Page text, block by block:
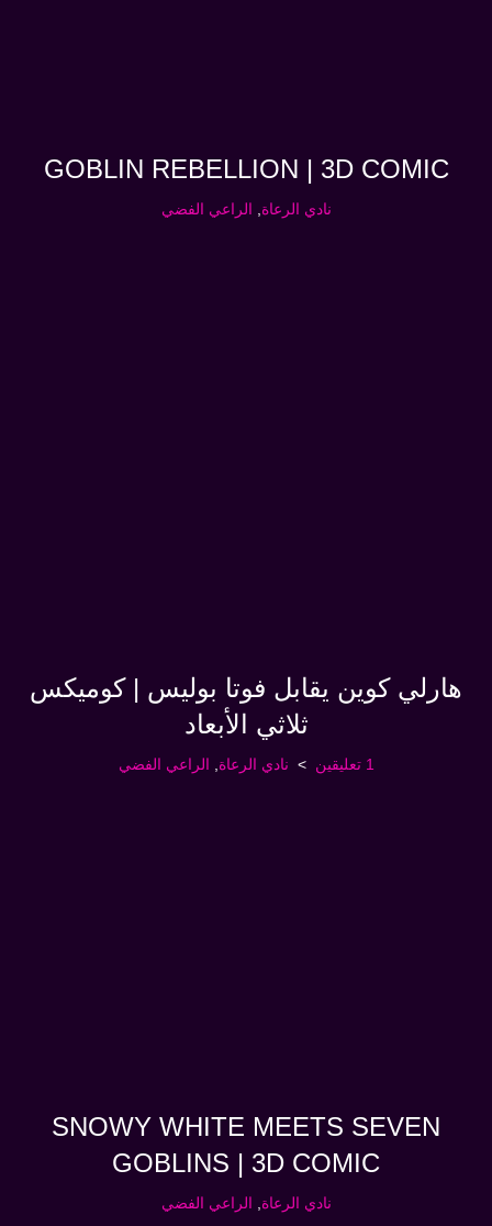
GOBLIN REBELLION | 3D COMIC
نادي الرعاة الراعي الفضي
هارلي كوين يقابل فوتا بوليس | كوميكس
ثلاثي الأبعاد
1 تعليقين نادي الرعاة, الراعي الفضي
SNOWY WHITE MEETS SEVEN
GOBLINS | 3D COMIC
نادي الرعاة الراعي الفضي